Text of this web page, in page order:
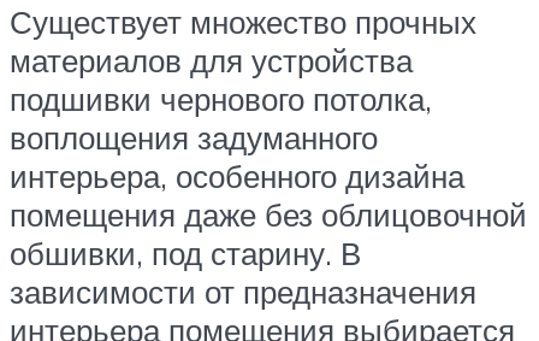
Существует множество прочных
материалов для устройства
подшивки чернового потолка,
воплощения задуманного
интерьера, особенного дизайна
помещения даже без облицовочной
обшивки, под старину. В
зависимости от предназначения
интерьера помещения выбирается